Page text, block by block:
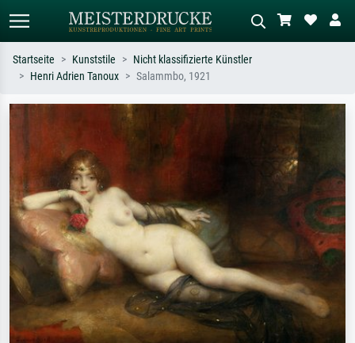
Suchen Sie nach Künstlern, Werktiteln
Sternennacht, Impressionismus, Welle
Hokusai, Akt.
Beschreiben Sie die Szene – z.B. Grüne
Ölgemälde, Stehender Akt neben einem
Startseite Kunststile
Nicht klassifizierte Künstler
Henri Adrien Tanoux
Salammbo, 1921